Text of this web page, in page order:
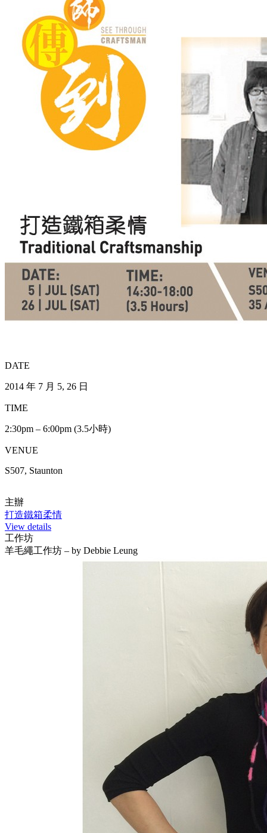
DATE
2014 年 7 月 5, 26 日
TIME
2:30pm – 6:00pm (3.5小時)
VENUE
S507, Staunton
主辦
打造鐵箱柔情
View details
工作坊
羊毛繩工作坊 – by Debbie Leung